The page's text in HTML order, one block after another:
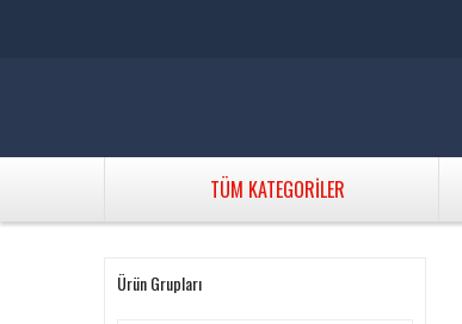
TÜM KATEGORİLER
Ürün Grupları